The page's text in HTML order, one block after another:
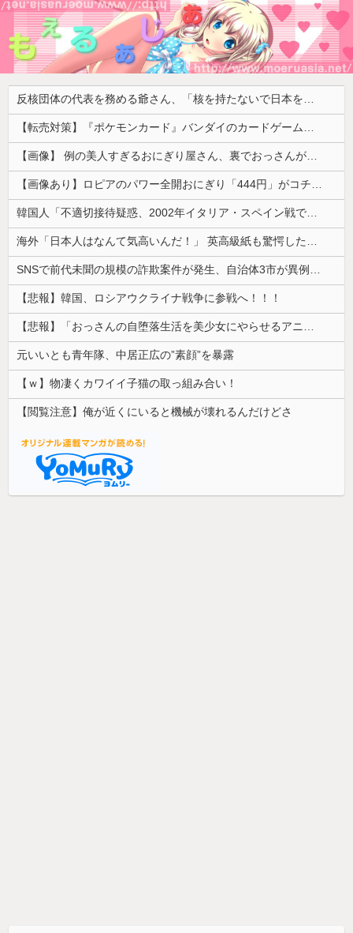
反核団体の代表を務める爺さん、「核を持たないで日本を守れますか」と中学生に詰問された結果……
【転売対策】『ポケモンカード』バンダイのカードゲームも転売対策にマイナンバー導入開始、今月から抽選販売に本人認証、公式大会にも「効果バツグン」
【画像】 例の美人すぎるおにぎり屋さん、裏でおっさんが握っていたｗｗｗｗｗｗｗｗｗｗｗｗｗｗｗｗｗ
【画像あり】ロピアのパワー全開おにぎり「444円」がコチラｗｗｗｗｗ
韓国人「不適切接待疑惑、2002年イタリア・スペイン戦で『韓国に奪われた』と欧州の大手メディアが一斉に報道！」
海外「日本人はなんて気高いんだ！」 英高級紙も驚愕した極限の中の日本人の姿に世界が衝撃
SNSで前代未聞の規模の詐欺案件が発生、自治体3市が異例の声明を発表して事実関係を全否定
【悲報】韓国、ロシアウクライナ戦争に参戦へ！！！
【悲報】「おっさんの自堕落生活を美少女にやらせるアニメ」、増えすぎてフェミにバレるｗｗｗｗ
元いいとも青年隊、中居正広の”素顔”を暴露
【ｗ】物凄くカワイイ子猫の取っ組み合い！
【閲覧注意】俺が近くにいると機械が壊れるんだけどさ